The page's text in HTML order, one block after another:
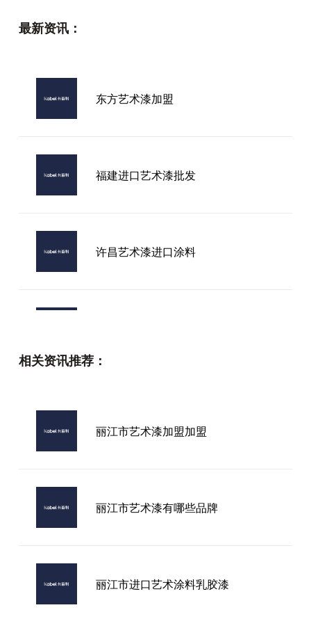
最新资讯：
东方艺术漆加盟
福建进口艺术漆批发
许昌艺术漆进口涂料
相关资讯推荐：
丽江市艺术漆加盟加盟
丽江市艺术漆有哪些品牌
丽江市进口艺术涂料乳胶漆